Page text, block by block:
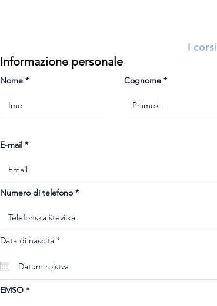
Informazione personale
Nome Cognome
E-mail
Numero di telefono
Data di nascita *r
u
i
r
EMSO
I corsi